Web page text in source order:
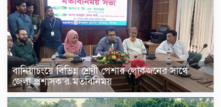
বানিয়াচংয়ে বিভিন্ন শ্রেণী পেশার লোকজনের সাথে
জেলা প্রশাসক’র মতবিনিময়